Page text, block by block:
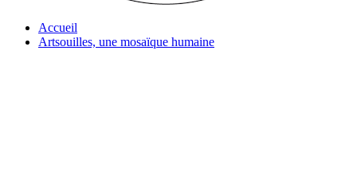
Accueil
Artsouilles, une mosaïque humaine